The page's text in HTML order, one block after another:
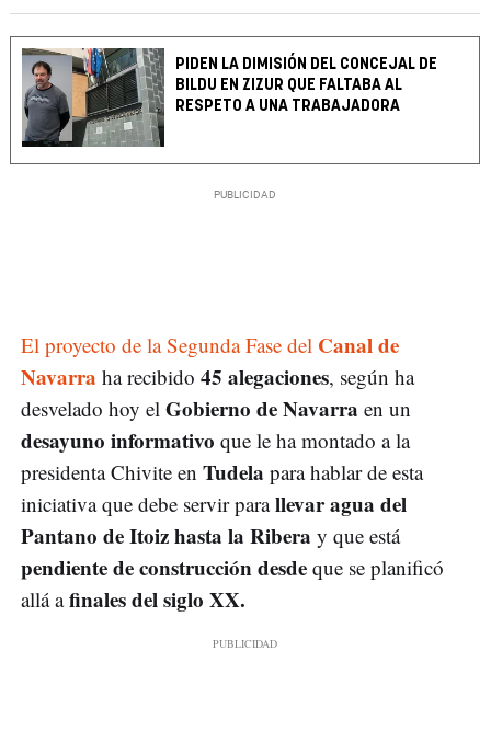
PIDEN LA DIMISIÓN DEL CONCEJAL DE
BILDU EN ZIZUR QUE FALTABA AL
RESPETO A UNA TRABAJADORA
El proyecto de la Segunda Fase del Canal de
Navarra ha recibido 45 alegaciones, según ha
desvelado hoy el Gobierno de Navarra en un
desayuno informativo que le ha montado a la
presidenta Chivite en Tudela para hablar de esta
iniciativa que debe servir parallevar agua del
Pantano de Itoiz hasta la Ribera y que está
pendiente de construccióndesde que se planificó
allá afinales del siglo XX.